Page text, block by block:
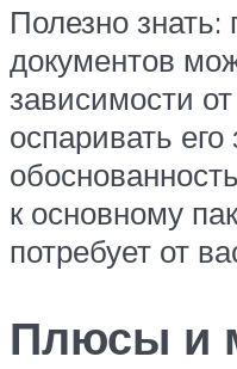
Полезно знать:
документов
зависимости
оспаривать его
к основному
потребует от
Плюсы и